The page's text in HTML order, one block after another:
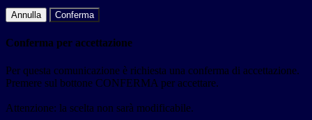
Annulla Conferma
Conferma per accettazione
Per questa comunicazione è richiesta una conferma di accettazione.
Premere sul bottone CONFERMA per accettare.
Attenzione: la scelta non sarà modificabile.